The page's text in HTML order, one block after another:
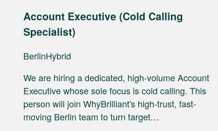
Account Executive (Cold Calling
Specialist)
BerlinHybrid
We are hiring a dedicated, high-volume Account
Executive whose sole focus is cold calling. This
person will join WhyBrilliant's high-trust, fast-
moving Berlin team to turn target…